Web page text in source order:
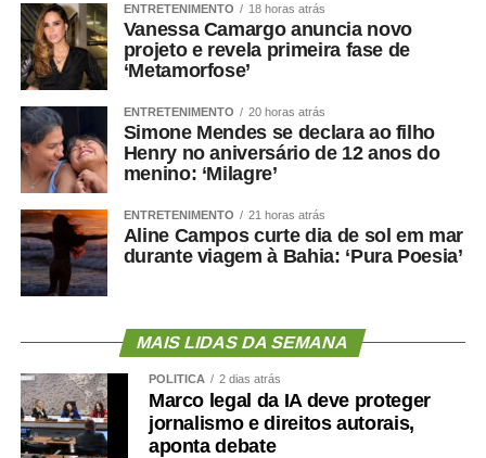
ENTRETENIMENTO 18 horas atrás
Vanessa Camargo anuncia novo
projeto e revela primeira fase de
‘Metamorfose’
ENTRETENIMENTO 20 horas atrás
Simone Mendes se declara ao filho
Henry no aniversário de 12 anos do
menino: ‘Milagre’
ENTRETENIMENTO 21 horas atrás
Aline Campos curte dia de sol em mar
durante viagem à Bahia: ‘Pura Poesia’
MAIS LIDAS DA SEMANA
POLÍTICA 2 dias atrás
Marco legal da IA deve proteger
jornalismo e direitos autorais,
aponta debate